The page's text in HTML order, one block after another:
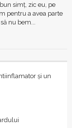
simț, zic eu, pe
pentru a avea parte
nu bem...
și un